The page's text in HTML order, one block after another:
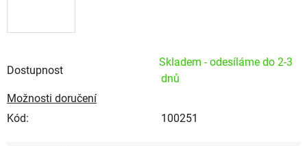
Dostupnost
Skladem - odesíláme do 2-3
dnů
Možnosti doručení
Kód:
100251